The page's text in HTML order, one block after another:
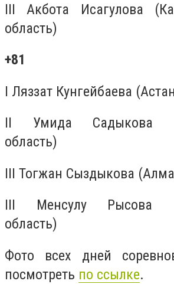
III Акбота Исагулова
область)
+81
I Ляззат Кунгейбаева
II Умида Садыкова
область)
III Тогжан Сыздыкова
III Менсулу Рысова
область)
Фото всех дней
посмотреть по ссылке.